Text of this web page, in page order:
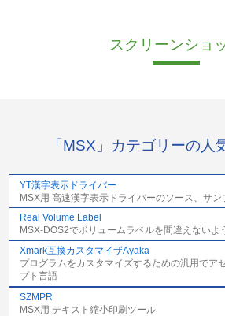
スクリーンショ
「MSX」カテゴリーの人
YT漢字表示ドライバー
MSX用 高速漢字表示ドライバーのソース、サン
Real Volume Label
MSX-DOS2でボリュームラベルを間違えないよ
Xmark互換カスタマイザAyaka
プログラムをカスタマイズするための汎用でア
プト言語
SZMPR
MSX用 テキスト縮小印刷ツール